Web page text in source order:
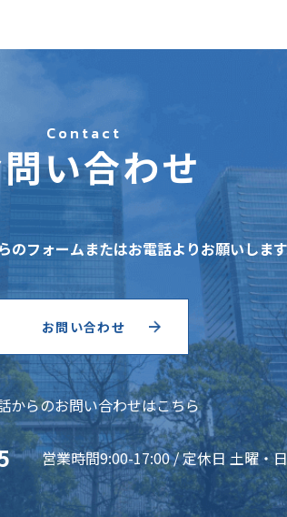
Contact
い合わせ
のフォームまたはお電話よりお願いしま
お問い合わせ
からのお問い合わせはこちら
営業時間9:00-17:00 / 定休日 土曜・